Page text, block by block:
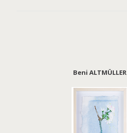
Beni ALTMÜLLER